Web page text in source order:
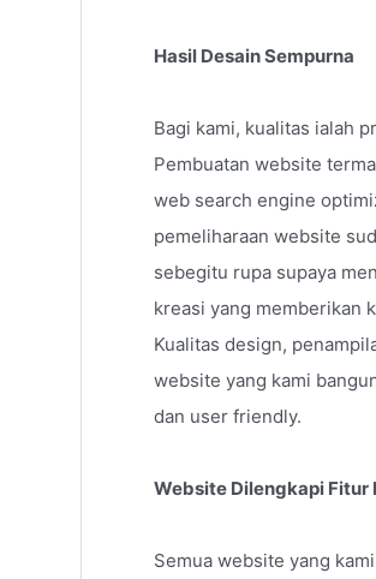
Hasil Desain Sempurna
Bagi kami, kualitas ialah
Pembuatan website
web search engine
pemeliharaan website
sebegitu rupa supaya
kreasi yang memberikan
Kualitas design,
website yang kami
dan user friendly.
Website Dilengkapi Fitur
Semua website yang